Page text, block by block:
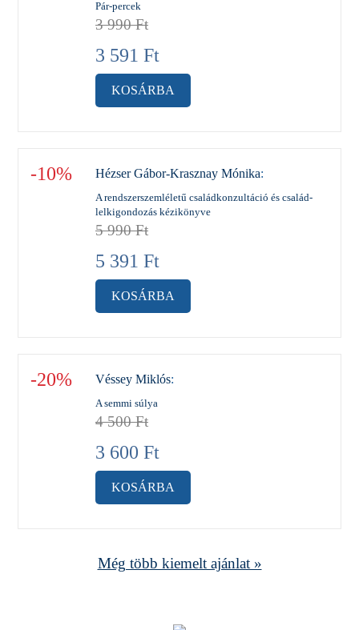
Pár-percek
3 990Ft
3 591 Ft
KOSÁRBA
-10% Hézser Gábor-Krasznay Mónika:
A rendszerszemléletű családkonzultáció és család-
lelkigondozás kézikönyve
5 990Ft
5 391 Ft
KOSÁRBA
-20% Véssey Miklós:
A semmi súlya
4 500Ft
3 600 Ft
KOSÁRBA
Még több kiemelt ajánlat »